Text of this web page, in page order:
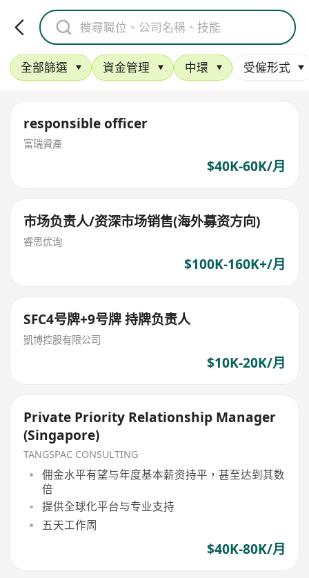
全部篩選 資金管理 中環 受僱形式
responsible officer
富瑞資產
$40K-60K/月
市场负责人/资深市场销售(海外募资方向)
睿思优询
$100K-160K+/月
SFC4号牌+9号牌 持牌负责人
凱博控股有限公司
$10K-20K/月
Private Priority Relationship Manager
(Singapore)
TANGSPAC CONSULTING
佣金水平有望与年度基本薪资持平，甚至达到其数
倍
提供全球化平台与专业支持
五天工作周
$40K-80K/月